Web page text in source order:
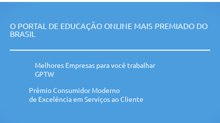
O PORTAL DE EDUCAÇÃO ONLINE MAIS PREMIADO DO
BRASIL
Melhores Empresas para você trabalhar
GPTW
Prêmio Consumidor Moderno
de Excelência em Serviços ao Cliente